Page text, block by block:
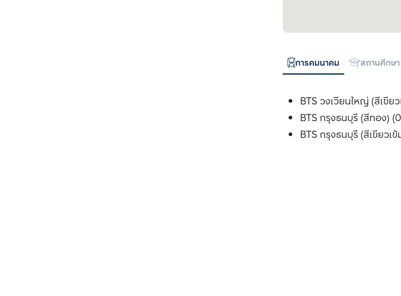
การคมนาคม สถานศึกษา
BTS วงเวียนใหญ่ (สีเขีย
BTS กรุงธนบุรี (สีทอง)
BTS กรุงธนบุรี (สีเขียวเ